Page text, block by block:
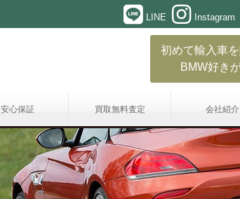
LINE Instagram
初めて輸入車
BMW好き
安心保証 買取無料査定 会社紹介